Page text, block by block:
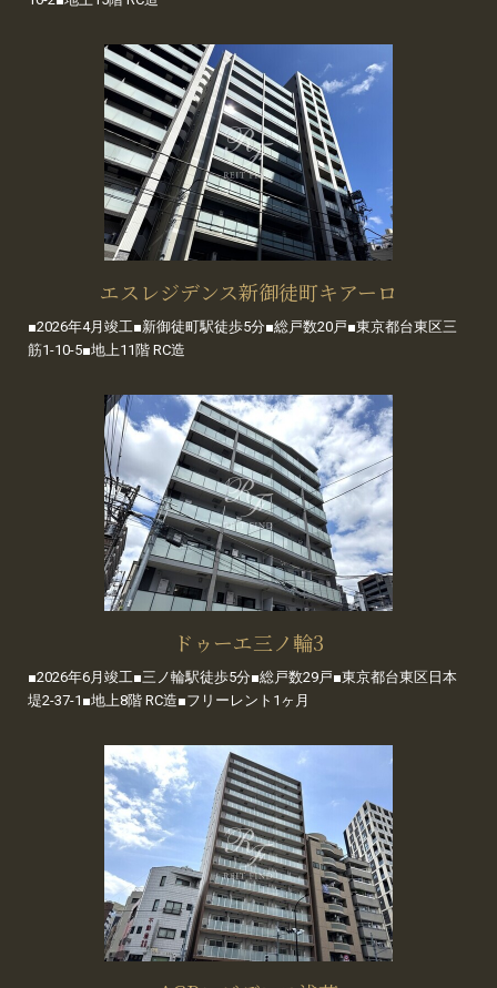
エスレジデンス新御徒町キアーロ
■2026年4月竣工■新御徒町駅徒歩5分■総戸数20戸■東京都台東区三
筋1-10-5■地上11階 RC造
ドゥーエ三ノ輪3
■2026年6月竣工■三ノ輪駅徒歩5分■総戸数29戸■東京都台東区日本
堤2-37-1■地上8階 RC造■フリーレント1ヶ月